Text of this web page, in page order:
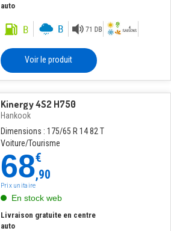
auto
Voir le produit
Kinergy 4S2 H750
Hankook
Dimensions : 175/65 R 14 82 T
Voiture/Tourisme
68€
,90
Prix unitaire
En stock web
Livraison gratuite en centre
auto